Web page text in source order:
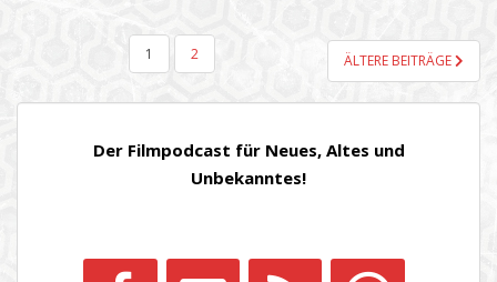
SEITENNUMMERIERUNG
BEITRÄGE
1 2 ÄLTERE BEITRÄGE
Der Filmpodcast für Neues, Altes und
Unbekanntes!